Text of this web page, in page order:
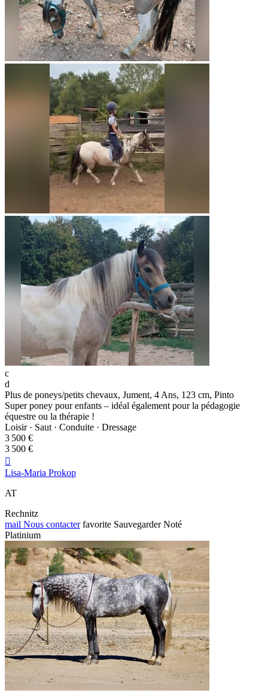
c
d
Plus de poneys/petits chevaux, Jument, 4 Ans, 123 cm, Pinto
Super poney pour enfants – idéal également pour la pédagogie
équestre ou la thérapie !
Loisir · Saut · Conduite · Dressage
3 500 €
3 500 €

Lisa-Maria Prokop
AT
Rechnitz
mail Nous contacter favorite Sauvegarder Noté
Platinium